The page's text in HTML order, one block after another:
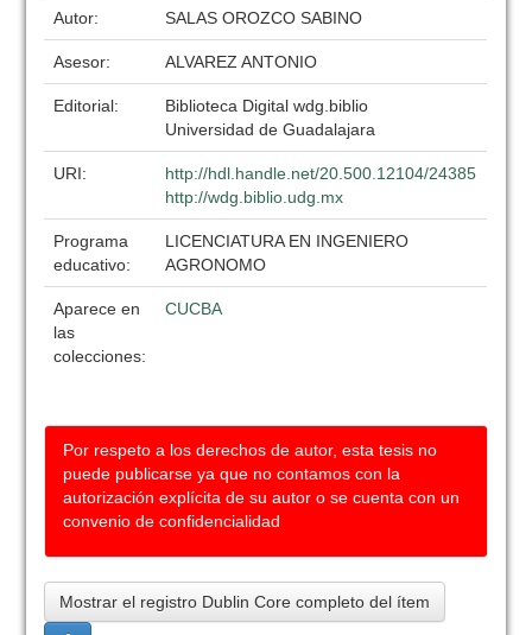
Autor: SALAS OROZCO SABINO
Asesor: ALVAREZ ANTONIO
Editorial:
Biblioteca Digital wdg.biblio
Universidad de Guadalajara
URI:
http://hdl.handle.net/20.500.12104/24385
http://wdg.biblio.udg.mx
Programa
educativo:
LICENCIATURA EN INGENIERO
AGRONOMO
Aparece en
las
colecciones:
CUCBA
Por respeto a los derechos de autor, esta tesis no
puede publicarse ya que no contamos con la
autorización explícita de su autor o se cuenta con un
convenio de confidencialidad
Mostrar el registro Dublin Core completo del ítem